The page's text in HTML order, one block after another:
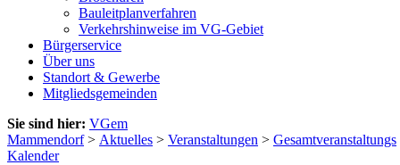
Bauleitplanverfahren
Verkehrshinweise im VG-Gebiet
Bürgerservice
Über uns
Standort & Gewerbe
Mitgliedsgemeinden
Sie sind hier: VGem
Mammendorf> Aktuelles > Veranstaltungen > Gesamtveranstaltungs
Kalender